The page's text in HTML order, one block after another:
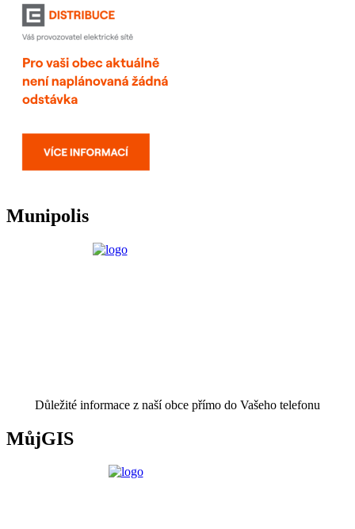
Munipolis
Důležité informace z naší obce přímo do Vašeho telefonu
MůjGIS